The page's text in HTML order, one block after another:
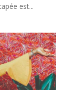
est...